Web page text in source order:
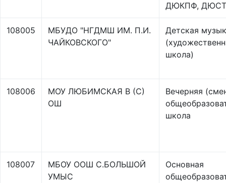
ДЮКПФ,
108005
МБУДО "НГДМШ ИМ. П.И.
ЧАЙКОВСКОГО"
Детская
школа)
108006
МОУ ЛЮБИМСКАЯ В (С)
ОШ
Вечерняя
школа
108007
МБОУ ООШ С.БОЛЬШОЙ
УМЫС
Основная